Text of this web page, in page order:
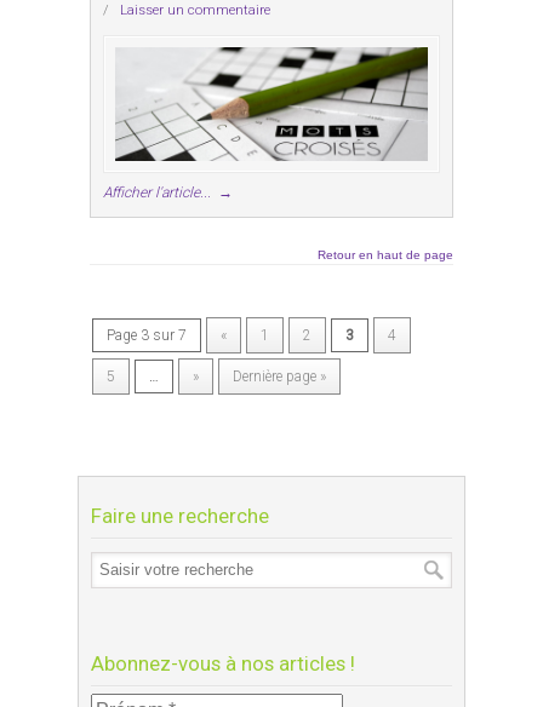
/ Laisser un commentaire
Afficher l'article... →
Retour en haut de page
Page 3 sur 7 « 1 2 3 4
5 … » Dernière page »
Faire une recherche
Abonnez-vous à nos articles !